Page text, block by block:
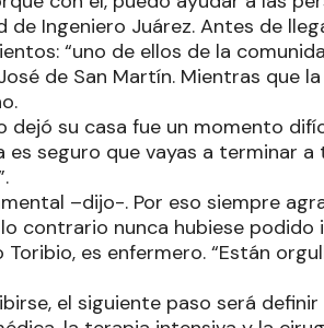
Ingeniero Juárez. Antes de
“uno de ellos de la
de San Martín. Mientras que
su casa fue un momento
es seguro que vayas a terminar
–dijo-. Por eso siempre
contrario nunca hubiese podido
es enfermero. “Están
el siguiente paso será